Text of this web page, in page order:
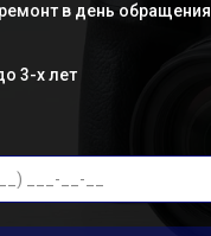
в день обращения
3-х лет